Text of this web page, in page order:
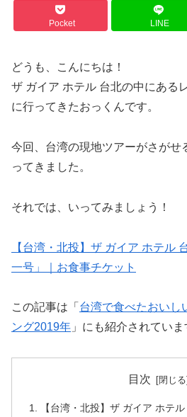
Pocket LINE
どうも、こんにちは！
ザ ガイア ホテル 台北の中にある
に行ってきたおっくんです。
今回、台湾の現地ツアーがさがせ
ってきました。
それでは、いってみましょう！
【台湾・北投】ザ ガイア ホテル
一号」｜お食事チケット
この記事は「 台湾で食べたおいし
ング2019年 」にも紹介されていま
目次
【台湾・北投】ザ ガイア ホテ